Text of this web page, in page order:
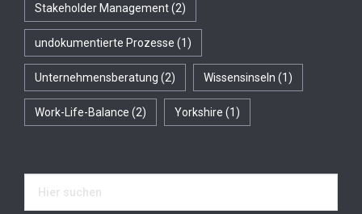
Stakeholder Management(2)
undokumentierte Prozesse (1)
Unternehmensberatung (2) Wissensinseln (1)
Work-Life-Balance (2) Yorkshire (1)